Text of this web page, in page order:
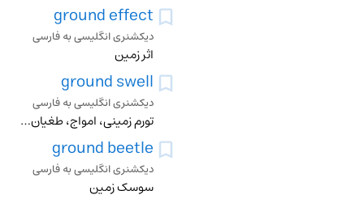
ground effect
دیکشنری انگلیسی به فارسی
اثر زمین
ground swell
دیکشنری انگلیسی به فارسی
تورم زمینی، امواج، طغیان شدید و وسیع اب اقیانوس
ground beetle
دیکشنری انگلیسی به فارسی
سوسک زمین